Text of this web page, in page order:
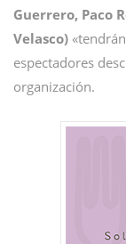
Guerrero, Paco
Velasco)
espectadores
organización.